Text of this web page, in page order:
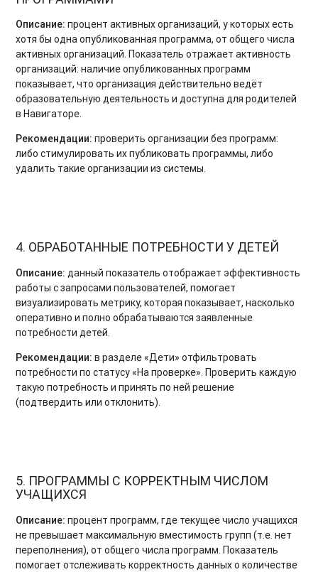
Описание: процент активных организаций, у которых есть
хотя бы одна опубликованная программа, от общего числа
активных организаций. Показатель отражает активность
организаций: наличие опубликованных программ
показывает, что организация действительно ведёт
образовательную деятельность и доступна для родителей
в Навигаторе.
Рекомендации: проверить организации без программ:
либо стимулировать их публиковать программы, либо
удалить такие организации из системы.
4. ОБРАБОТАННЫЕ ПОТРЕБНОСТИ У ДЕТЕЙ
Описание: данный показатель отображает эффективность
работы с запросами пользователей, помогает
визуализировать метрику, которая показывает, насколько
оперативно и полно обрабатываются заявленные
потребности детей.
Рекомендации: в разделе «Дети» отфильтровать
потребности по статусу «На проверке». Проверить каждую
такую потребность и принять по ней решение
(подтвердить или отклонить).
5. ПРОГРАММЫ С КОРРЕКТНЫМ ЧИСЛОМ
УЧАЩИХСЯ
Описание: процент программ, где текущее число учащихся
не превышает максимальную вместимость групп (т.е. нет
переполнения), от общего числа программ. Показатель
помогает отслеживать корректность данных о количестве